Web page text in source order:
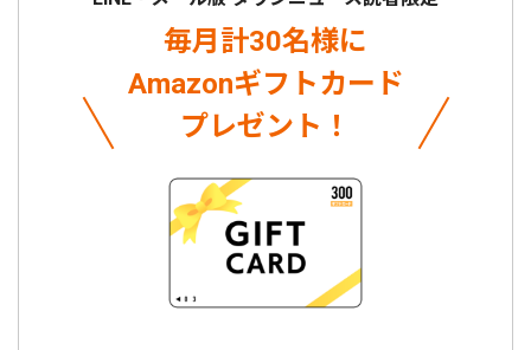
毎月計30名様に
Amazonギフトカード
プレゼント！